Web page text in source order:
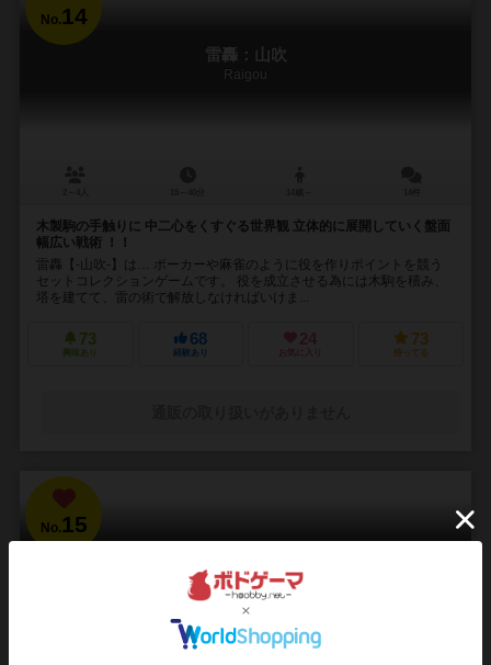
No.14
雷轟：山吹
Raigou
木製駒の手触りに 中二心をくすぐる世界観 立体的に展開していく盤面
幅広い戦術 ！！
雷轟【-山吹-】は… ポーカーや麻雀のように役を作りポイントを競う
セットコレクションゲームです。 役を成立させる為には木駒を積み、
塔を建てて、雷の術で解放しなければいけま...
73
興味あり
68
経験あり
24
お気に入り
73
持ってる
No.15
Bloodborne: The Card Game